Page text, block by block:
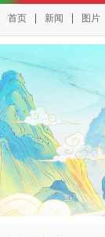
首页 新闻 图片